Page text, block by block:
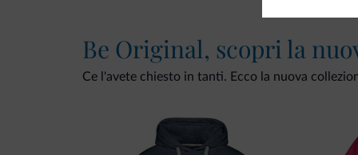
Be Original, scopri la
Ce l'avete chiesto in tanti. Ecco la nuova